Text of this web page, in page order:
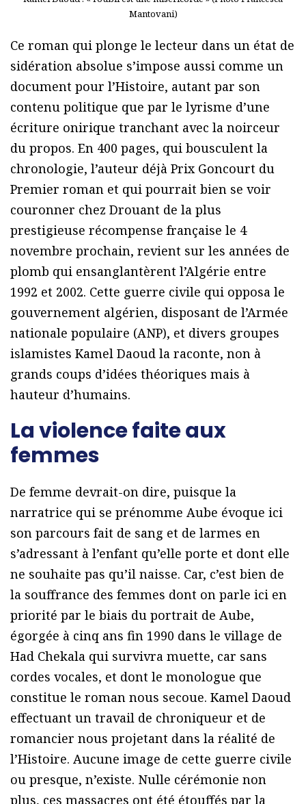
Mantovani)
Ce roman qui plonge le lecteur dans un état de
sidération absolue s’impose aussi comme un
document pour l’Histoire, autant par son
contenu politique que par le lyrisme d’une
écriture onirique tranchant avec la noirceur
du propos. En 400 pages, qui bousculent la
chronologie, l’auteur déjà Prix Goncourt du
Premier roman et qui pourrait bien se voir
couronner chez Drouant de la plus
prestigieuse récompense française le 4
novembre prochain, revient sur les années de
plomb qui ensanglantèrent l’Algérie entre
1992 et 2002. Cette guerre civile qui opposa le
gouvernement algérien, disposant de l’Armée
nationale populaire (ANP), et divers groupes
islamistes Kamel Daoud la raconte, non à
grands coups d’idées théoriques mais à
hauteur d’humains.
La violence faite aux
femmes
De femme devrait-on dire, puisque la
narratrice qui se prénomme Aube évoque ici
son parcours fait de sang et de larmes en
s’adressant à l’enfant qu’elle porte et dont elle
ne souhaite pas qu’il naisse. Car, c’est bien de
la souffrance des femmes dont on parle ici en
priorité par le biais du portrait de Aube,
égorgée à cinq ans fin 1990 dans le village de
Had Chekala qui survivra muette, car sans
cordes vocales, et dont le monologue que
constitue le roman nous secoue. Kamel Daoud
effectuant un travail de chroniqueur et de
romancier nous projetant dans la réalité de
l’Histoire. Aucune image de cette guerre civile
ou presque, n’existe. Nulle cérémonie non
plus, ces massacres ont été étouffés par la